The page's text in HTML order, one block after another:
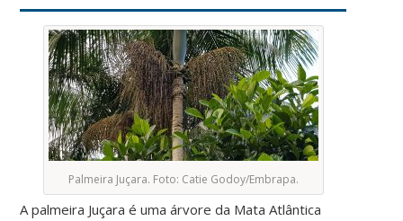
Palmeira Juçara. Foto: Catie Godoy/Embrapa.
A palmeira Juçara é uma árvore da Mata Atlântica